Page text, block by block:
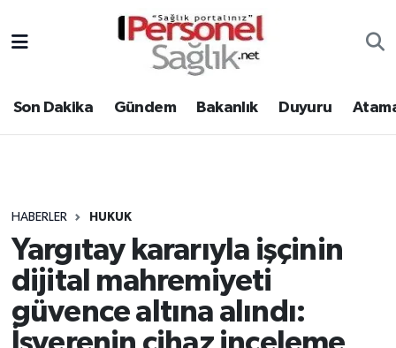
Son Dakika Gündem Bakanlık Duyuru
HABERLER HUKUK
Yargıtay kararıyla işçinin
dijital mahremiyeti
güvence altına alındı:
Gündem
Atamalar
Mevzuat
Sendika
Nöbetçi Eczaneler
Hava Durumu
Tüm Manşetler
Son Dakika Haberleri
Haber Arşivi